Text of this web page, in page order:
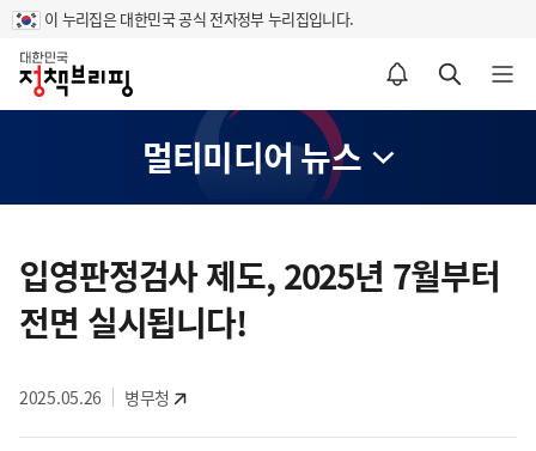
이 누리집은 대한민국 공식 전자정부 누리집입니다.
홈
알림설정 바로가기 검색 바로가기 메뉴 열기
멀티미디어 뉴스
텐
영
입영판정검사 제도, 2025년 7월부터
전면 실시됩니다!
2025.05.26 병무청